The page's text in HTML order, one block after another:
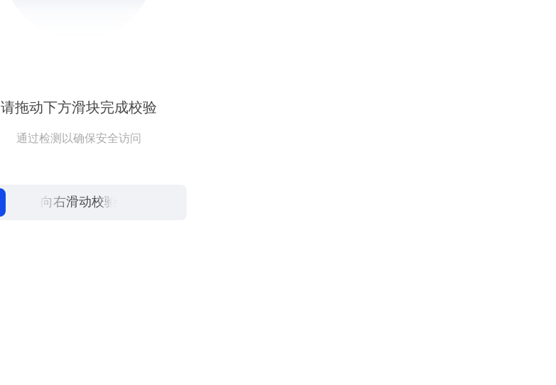
请拖动下方滑块完成校验
通过检测以确保安全访问